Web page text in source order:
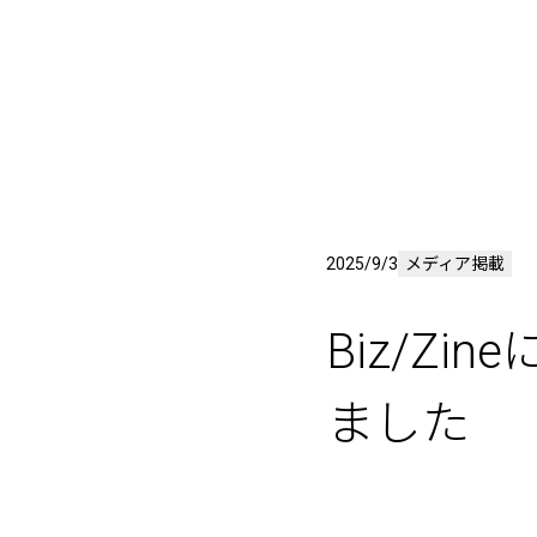
2025/9/3 メディア掲載
Biz/Zine
ました